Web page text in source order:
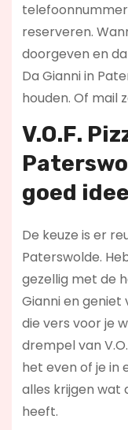
reserveren.
doorgeven en
Da Gianni in
houden. Of mail
V.O.F.
goed
De keuze is er
Paterswolde.
gezellig met de
Gianni en
die vers voor je
drempel van
het even of je in
alles krijgen wat
heeft.